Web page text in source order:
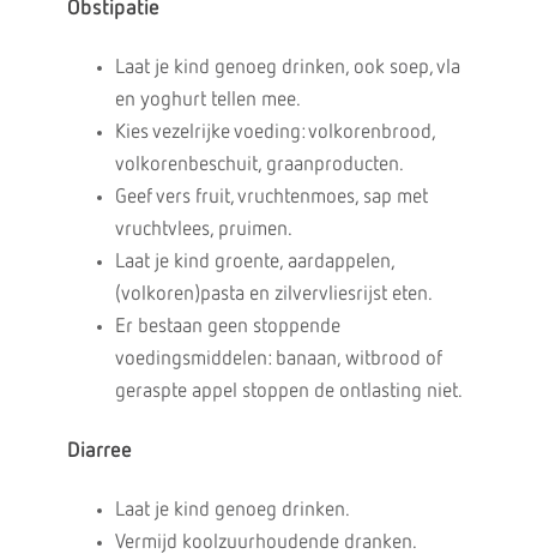
Obstipatie
Laat je kind genoeg drinken, ook soep, vla
en yoghurt tellen mee.
Kies vezelrijke voeding: volkorenbrood,
volkorenbeschuit, graanproducten.
Geef vers fruit, vruchtenmoes, sap met
vruchtvlees, pruimen.
Laat je kind groente, aardappelen,
(volkoren)pasta en zilvervliesrijst eten.
Er bestaan geen stoppende
voedingsmiddelen: banaan, witbrood of
geraspte appel stoppen de ontlasting niet.
Diarree
Laat je kind genoeg drinken.
Vermijd koolzuurhoudende dranken.